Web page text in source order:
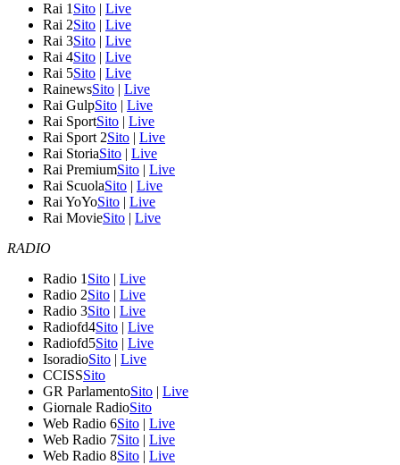
Rai 1 Sito | Live
Rai 2Sito | Live
Rai 3Sito | Live
Rai 4Sito | Live
Rai 5Sito | Live
RainewsSito | Live
Rai GulpSito | Live
Rai SportSito | Live
Rai Sport 2Sito | Live
Rai StoriaSito | Live
Rai PremiumSito | Live
Rai ScuolaSito | Live
Rai YoYoSito | Live
Rai MovieSito | Live
RADIO
Radio 1 Sito | Live
Radio 2Sito | Live
Radio 3Sito | Live
Radiofd4Sito | Live
Radiofd5Sito | Live
IsoradioSito | Live
CCISSSito
GR ParlamentoSito | Live
Giornale RadioSito
Web Radio 6Sito | Live
Web Radio 7Sito | Live
Web Radio 8Sito | Live